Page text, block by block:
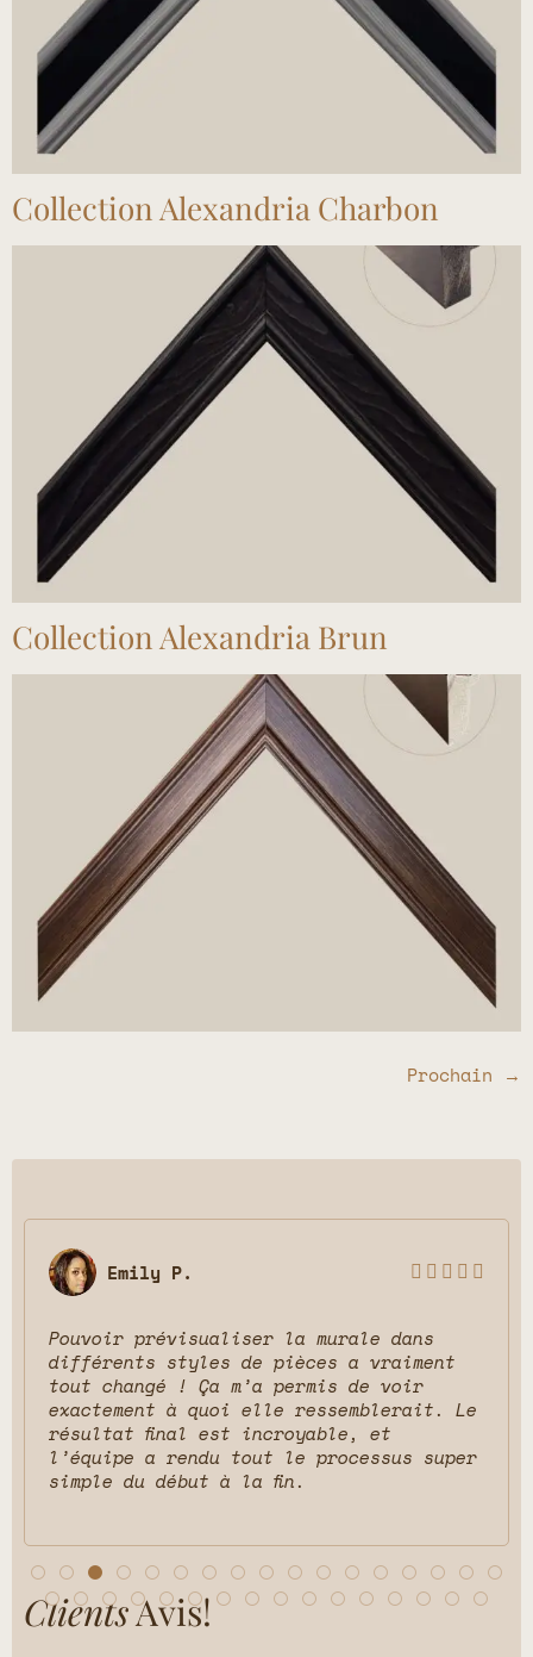
Collection Alexandria Charbon
Collection Alexandria Brun
Prochain →
Emily P.     
Pouvoir prévisualiser la murale dans
différents styles de pièces a vraiment
tout changé ! Ça m’a permis de voir
exactement à quoi elle ressemblerait. Le
résultat final est incroyable, et
l’équipe a rendu tout le processus super
simple du début à la fin.
ClientsAvis!